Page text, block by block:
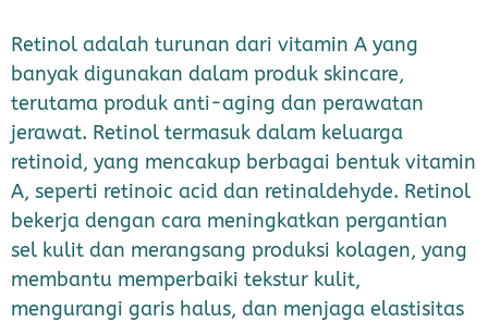
Retinol adalah turunan dari vitamin A yang
banyak digunakan dalam produk skincare,
terutama produk anti-aging dan perawatan
jerawat. Retinol termasuk dalam keluarga
retinoid, yang mencakup berbagai bentuk vitamin
A, seperti retinoic acid dan retinaldehyde. Retinol
bekerja dengan cara meningkatkan pergantian
sel kulit dan merangsang produksi kolagen, yang
membantu memperbaiki tekstur kulit,
mengurangi garis halus, dan menjaga elastisitas